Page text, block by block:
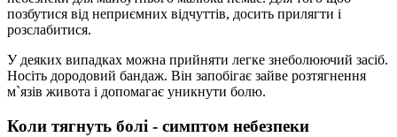
позбутися від неприємних відчуттів, досить прилягти і
розслабитися.
У деяких випадках можна прийняти легке знеболюючий засіб.
Носіть дородовий бандаж. Він запобігає зайве розтягнення
м`язів живота і допомагає уникнути болю.
Коли тягнуть болі - симптом небезпеки